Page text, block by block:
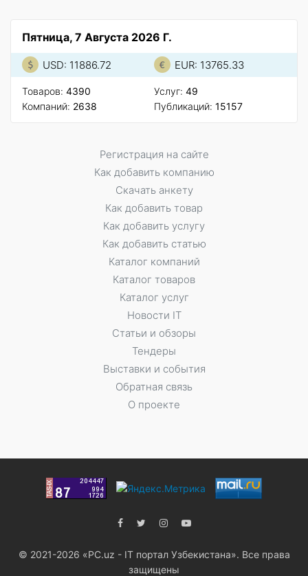
Пятница, 7 Августа 2026 Г.
USD: 11886.72 EUR: 13765.33
Товаров: 4390
Компаний: 2638
Услуг: 49
Публикаций: 15157
Регистрация на сайте
Как добавить компанию
Скачать анкету
Как добавить товар
Как добавить услугу
Как добавить статью
Каталог компаний
Каталог товаров
Каталог услуг
Новости IT
Статьи и обзоры
Тендеры
Выставки и события
Обратная связь
О проекте
© 2021-2026 «PC.uz - IT портал Узбекистана». Все права
защищены